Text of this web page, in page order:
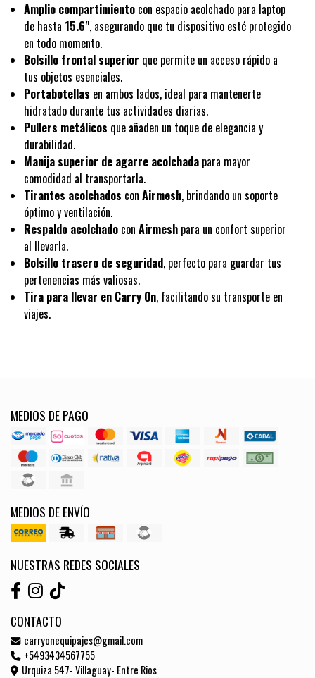
Amplio compartimientocon espacio acolchado para laptop
de hasta 15.6", asegurando que tu dispositivo esté protegido
en todo momento.
Bolsillo frontal superior que permite un acceso rápido a
tus objetos esenciales.
Portabotellas en ambos lados, ideal para mantenerte
hidratado durante tus actividades diarias.
Pullers metálicos que añaden un toque de elegancia y
durabilidad.
Manija superior de agarre acolchadapara mayor
comodidad al transportarla.
Tirantes acolchados con Airmesh, brindando un soporte
óptimo y ventilación.
Respaldo acolchadocon Airmeshpara un confort superior
al llevarla.
Bolsillo trasero de seguridad, perfecto para guardar tus
pertenencias más valiosas.
Tira para llevar en Carry On, facilitando su transporte en
viajes.
MEDIOS DE PAGO
MEDIOS DE ENVÍO
NUESTRAS REDES SOCIALES
CONTACTO
carryonequipajes@gmail.com
+5493434567755
Urquiza 547- Villaguay- Entre Rios